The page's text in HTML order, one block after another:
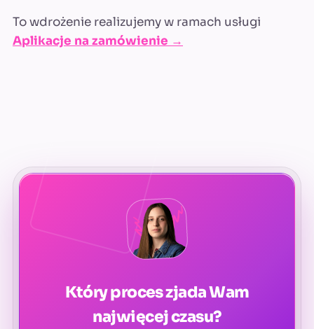
To wdrożenie realizujemy w ramach usługi
Aplikacje na zamówienie →
Który proces zjada Wam
najwięcej czasu?